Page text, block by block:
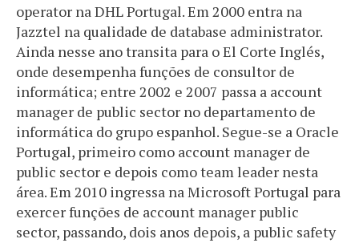
operator na DHL Portugal. Em 2000 entra na
Jazztel na qualidade de database administrator.
Ainda nesse ano transita para o El Corte Inglés,
onde desempenha funções de consultor de
informática; entre 2002 e 2007 passa a account
manager de public sector no departamento de
informática do grupo espanhol. Segue-se a Oracle
Portugal, primeiro como account manager de
public sector e depois como team leader nesta
área. Em 2010 ingressa na Microsoft Portugal para
exercer funções de account manager public
sector, passando, dois anos depois, a public safety